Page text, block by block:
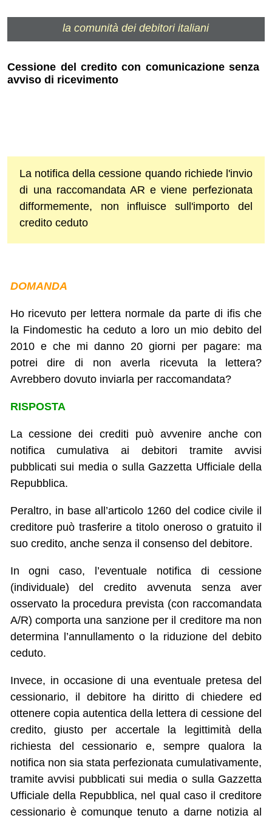
la comunità dei debitori italiani
Cessione del credito con comunicazione senza
avviso di ricevimento
La notifica della cessione quando richiede l'invio
di una raccomandata AR e viene perfezionata
difformemente, non influisce sull'importo del
credito ceduto
DOMANDA
Ho ricevuto per lettera normale da parte di ifis che
la Findomestic ha ceduto a loro un mio debito del
2010 e che mi danno 20 giorni per pagare: ma
potrei dire di non averla ricevuta la lettera?
Avrebbero dovuto inviarla per raccomandata?
RISPOSTA
La cessione dei crediti può avvenire anche con
notifica cumulativa ai debitori tramite avvisi
pubblicati sui media o sulla Gazzetta Ufficiale della
Repubblica.
Peraltro, in base all’articolo 1260 del codice civile il
creditore può trasferire a titolo oneroso o gratuito il
suo credito, anche senza il consenso del debitore.
In ogni caso, l’eventuale notifica di cessione
(individuale) del credito avvenuta senza aver
osservato la procedura prevista (con raccomandata
A/R) comporta una sanzione per il creditore ma non
determina l’annullamento o la riduzione del debito
ceduto.
Invece, in occasione di una eventuale pretesa del
cessionario, il debitore ha diritto di chiedere ed
ottenere copia autentica della lettera di cessione del
credito, giusto per accertale la legittimità della
richiesta del cessionario e, sempre qualora la
notifica non sia stata perfezionata cumulativamente,
tramite avvisi pubblicati sui media o sulla Gazzetta
Ufficiale della Repubblica, nel qual caso il creditore
cessionario è comunque tenuto a darne notizia al